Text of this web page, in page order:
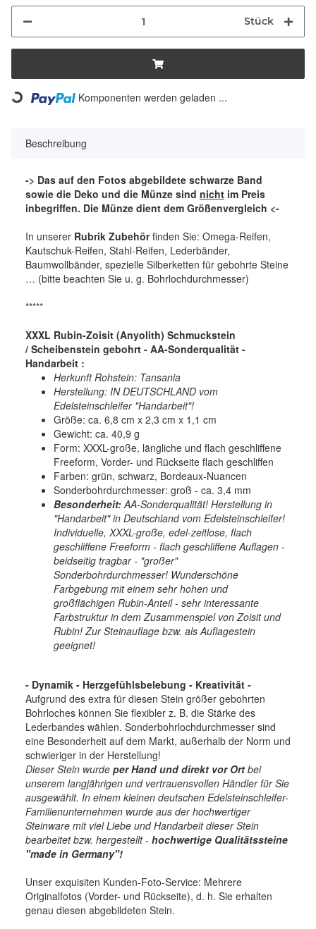
Stück
Loading... Komponenten werden geladen ...
Beschreibung
-> Das auf den Fotos abgebildete schwarze Band
sowie die Deko und die Münze sind nicht im Preis
inbegriffen. Die Münze dient dem Größenvergleich <-
In unserer Rubrik Zubehörfinden Sie: Omega-Reifen,
Kautschuk-Reifen, Stahl-Reifen, Lederbänder,
Baumwollbänder, spezielle Silberketten für gebohrte Steine
… (bitte beachten Sie u. g. Bohrlochdurchmesser)
*****
XXXL Rubin-Zoisit (Anyolith) Schmuckstein
/ Scheibenstein gebohrt - AA-Sonderqualität -
Handarbeit :
Herkunft Rohstein: Tansania
Herstellung: IN DEUTSCHLAND vom
Edelsteinschleifer "Handarbeit"!
Größe: ca. 6,8 cm x 2,3 cm x 1,1 cm
Gewicht: ca. 40,9 g
Form: XXXL-große, längliche und flach geschliffene
Freeform, Vorder- und Rückseite flach geschliffen
Farben: grün, schwarz, Bordeaux-Nuancen
Sonderbohrdurchmesser: groß - ca. 3,4 mm
Besonderheit: AA-Sonderqualität! Herstellung in
"Handarbeit" in Deutschland vom Edelsteinschleifer!
Individuelle, XXXL-große, edel-zeitlose, flach
geschliffene Freeform - flach geschliffene Auflagen -
beidseitig tragbar - "großer"
Sonderbohrdurchmesser! Wunderschöne
Farbgebung mit einem sehr hohen und
großflächigen Rubin-Anteil - sehr interessante
Farbstruktur in dem Zusammenspiel von Zoisit und
Rubin! Zur Steinauflage bzw. als Auflagestein
geeignet!
- Dynamik - Herzgefühlsbelebung - Kreativität -
Aufgrund des extra für diesen Stein größer gebohrten
Bohrloches können Sie flexibler z. B. die Stärke des
Lederbandes wählen. Sonderbohrlochdurchmesser sind
eine Besonderheit auf dem Markt, außerhalb der Norm und
schwieriger in der Herstellung!
Dieser Stein wurde per Hand und direkt vor Ort bei
unserem langjährigen und vertrauensvollen Händler für Sie
ausgewählt. In einem kleinen deutschen Edelsteinschleifer-
Familienunternehmen wurde aus der hochwertiger
Steinware mit viel Liebe und Handarbeit dieser Stein
bearbeitet bzw. hergestellt - hochwertige Qualitätssteine
"made in Germany"!
Unser exquisiten Kunden-Foto-Service: Mehrere
Originalfotos (Vorder- und Rückseite), d. h. Sie erhalten
genau diesen abgebildeten Stein.